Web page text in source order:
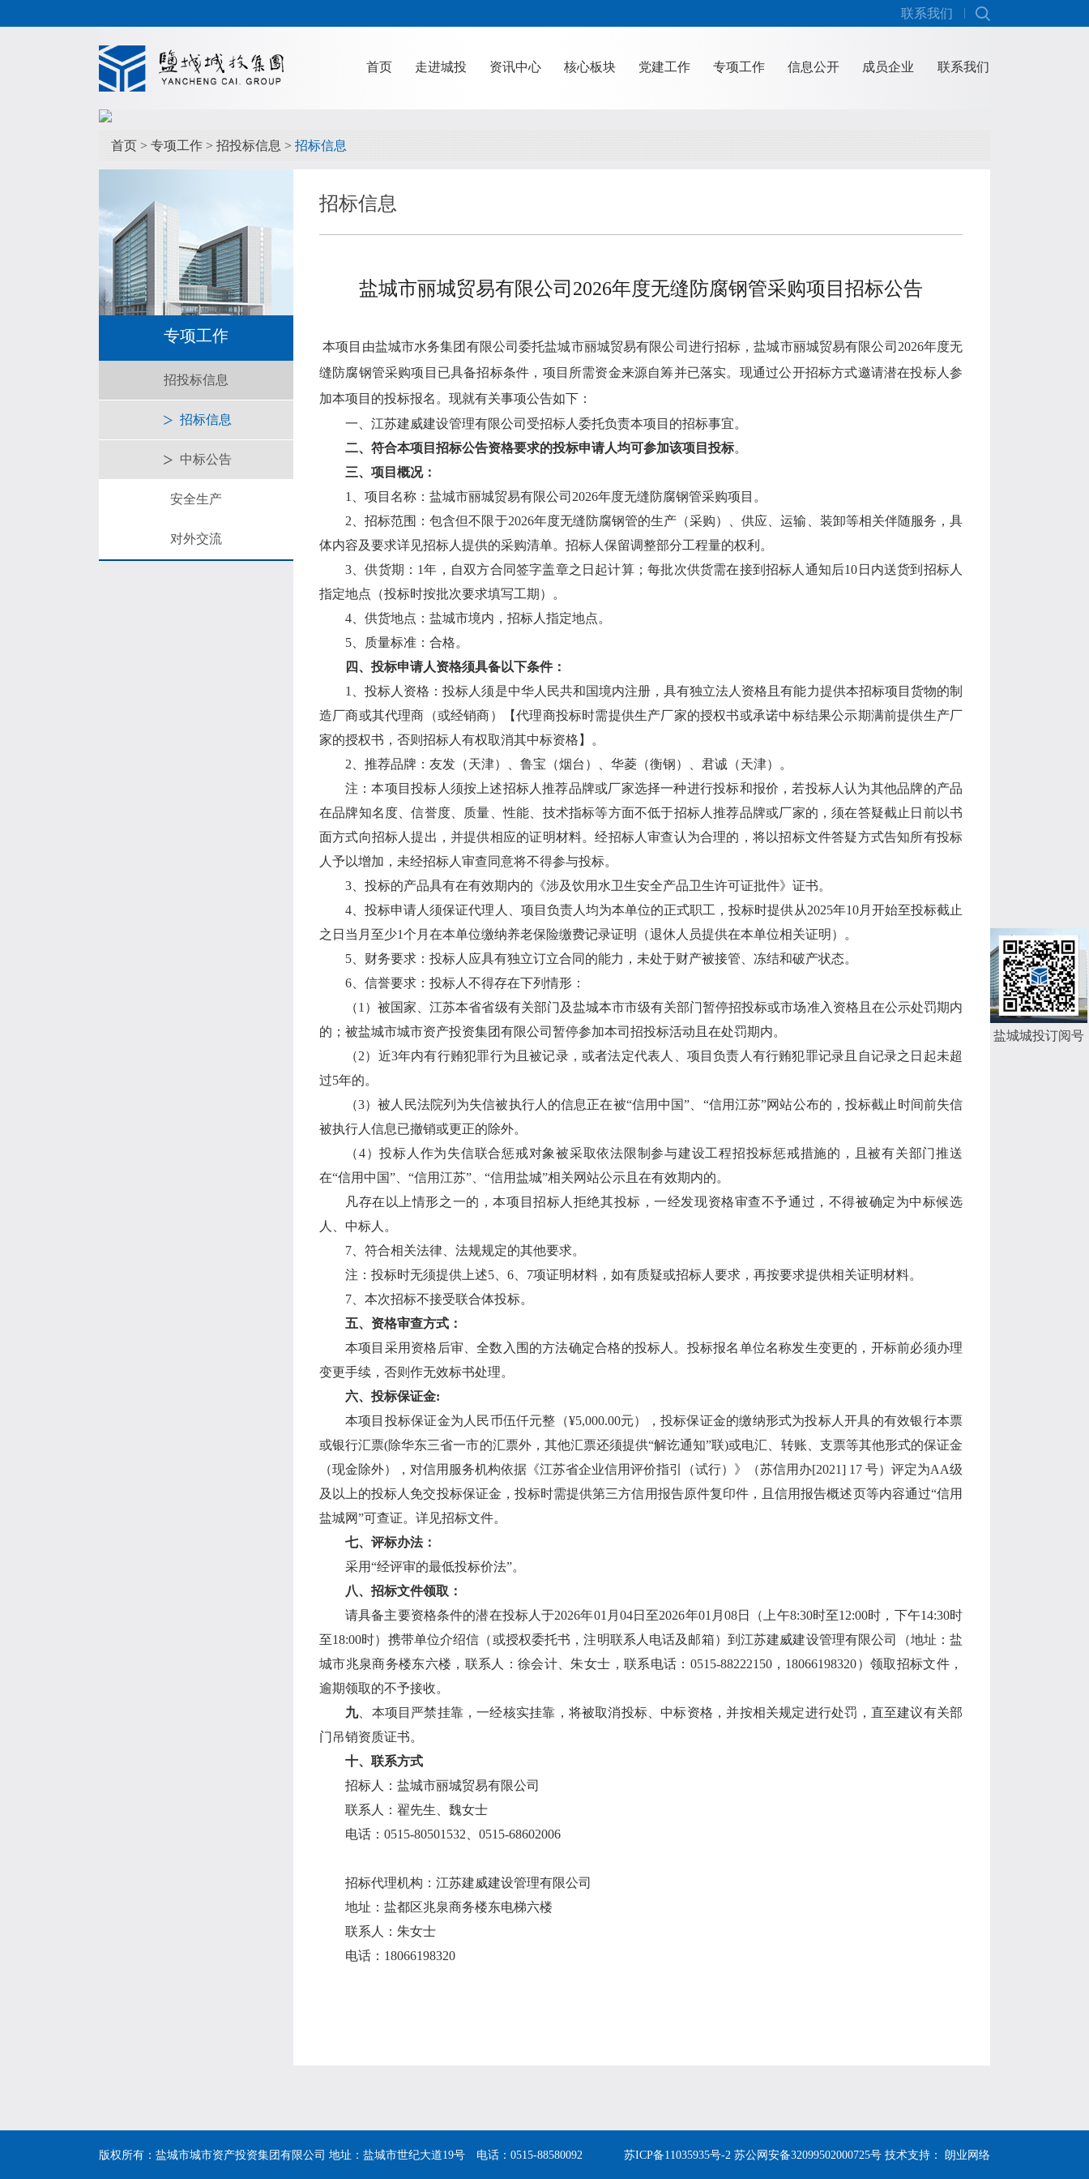
联系我们
首页 走进城投 资讯中心 核心板块 党建工作 专项工作 信息公开 成员企业 联系我们
首页 > 专项工作 > 招投标信息 > 招标信息
专项工作
招投标信息
招标信息
中标公告
安全生产
对外交流
招标信息
盐城市丽城贸易有限公司2026年度无缝防腐钢管采购项目招标公告
本项目由盐城市水务集团有限公司委托盐城市丽城贸易有限公司进行招标，盐城市丽城贸易有限公司 2026年度无
缝防腐钢管采购项目已具备招标条件，项目所需资金来源自筹并已落实。现通过公开招标方式邀请潜在投标人参
加本项目的投标报名。现就有关事项公告如下：
一、江苏建威建设管理有限公司受招标人委托负责本项目的招标事宜。
二、符合本项目招标公告资格要求的投标申请人均可参加该项目投标。
三、项目概况：
1
、项目名称：盐城市丽城贸易有限公司 2026年度无缝防腐钢管采购项目。
2 、招标范围：包含但不限于2026年度无缝防腐钢管的生产（采购）、供应、运输、装卸等相关伴随服务，具
体内容及要求详见招标人提供的采购清单。招标人保留调整部分工程量的权利。
3 、供货期： 1年，自双方合同签字盖章之日起计算；每批次供货需在接到招标人通知后10 日内送货到招标人
指定地点（投标时按批次要求填写工期）。
4 、供货地点：盐城市境内，招标人指定地点。
5 、质量标准：合格。
四、投标申请人资格须具备以下条件：
1
、投标人资格：投标人须是中华人民共和国境内注册，具有独立法人资格且有能力提供本招标项目货物的制
造厂商或其代理商（或经销商）【代理商投标时需提供生产厂家的授权书或承诺中标结果公示期满前提供生产厂
家的授权书，否则招标人有权取消其中标资格】。
2 、推荐品牌：友发（天津）、鲁宝（烟台）、华菱（衡钢）、君诚（天津）。
注：本项目投标人须按上述招标人推荐品牌或厂家选择一种进行投标和报价，若投标人认为其他品牌的产品
在品牌知名度、信誉度、质量、性能、技术指标等方面不低于招标人推荐品牌或厂家的，须在答疑截止日前以书
面方式向招标人提出，并提供相应的证明材料。经招标人审查认为合理的，将以招标文件答疑方式告知所有投标
人予以增加，未经招标人审查同意将不得参与投标。
3 、投标的产品具有在有效期内的《涉及饮用水卫生安全产品卫生许可证批件》证书。
4 、投标申请人须保证代理人、项目负责人均为本单位的正式职工，投标时提供从2025年10月开始至投标截止
之日当月至少1个月在本单位缴纳养老保险缴费记录证明（退休人员提供在本单位相关证明）。
5 、财务要求：投标人应具有独立订立合同的能力，未处于财产被接管、冻结和破产状态。
6 、信誉要求：投标人不得存在下列情形：
（1 ）被国家、江苏本省省级有关部门及盐城本市市级有关部门暂停招投标或市场准入资格且在公示处罚期内
的；被盐城市城市资产投资集团有限公司暂停参加本司招投标活动且在处罚期内。
（2）近3年内有行贿犯罪行为且被记录，或者法定代表人、项目负责人有行贿犯罪记录且自记录之日起未超
过5年的。
（3）被人民法院列为失信被执行人的信息正在被“信用中国”、“信用江苏”网站公布的，投标截止时间前失信
被执行人信息已撤销或更正的除外。
（4）投标人作为失信联合惩戒对象被采取依法限制参与建设工程招投标惩戒措施的，且被有关部门推送
在“信用中国”、“信用江苏”、“信用盐城”相关网站公示且在有效期内的。
凡存在以上情形之一的，本项目招标人拒绝其投标，一经发现资格审查不予通过，不得被确定为中标候选
人、中标人。
7 、符合相关法律、法规规定的其他要求。
注：投标时无须提供上述5 6 7项证明材料，如有质疑或招标人要求，再按要求提供相关证明材料。
7 、本次招标不接受联合体投标。
五、资格审查方式：
本项目采用资格后审、全数入围的方法确定合格的投标人。投标报名单位名称发生变更的，开标前必须办理
变更手续，否则作无效标书处理。
六、投标保证金:
本项目投标保证金为人民币伍仟元整（¥5,000.00元），投标保证金的缴纳形式为投标人开具的有效银行本票
或银行汇票(除华东三省一市的汇票外，其他汇票还须提供“解讫通知”联)或电汇、转账、支票等其他形式的保证金
（现金除外），对信用服务机构依据《江苏省企业信用评价指引（试行）》（苏信用办[2021] 17 号）评定为AA级
及以上的投标人免交投标保证金，投标时需提供第三方信用报告原件复印件，且信用报告概述页等内容通过“信用
盐城网”可查证。详见招标文件。
七、评标办法：
采用“经评审的最低投标价法”。
八、招标文件领取：
请具备主要资格条件的潜在投标人于2026年01 月 04日至2026年01 月 08日（上午8:30时至12:00时，下午14:30时
至18:00时）携带单位介绍信（或授权委托书，注明联系人电话及邮箱）到江苏建威建设管理有限公司（地址：盐
城市兆泉商务楼东六楼，联系人：徐会计、朱女士，联系电话： 0515-88222150， 18066198320）领取招标文件，
逾期领取的不予接收。
九、本项目严禁挂靠，一经核实挂靠，将被取消投标、中标资格，并按相关规定进行处罚，直至建议有关部
门吊销资质证书。
十、联系方式
招标人：盐城市丽城贸易有限公司
联系人：翟先生、魏女士
电话： 0515-80501532 0515-68602006
招标代理机构：江苏建威建设管理有限公司
地址：盐都区兆泉商务楼东电梯六楼
联系人：朱女士
电话： 18066198320
版权所有：盐城市城市资产投资集团有限公司 地址：盐城市世纪大道19号 电话：0515-88580092 苏ICP备11035935号-2 苏公网安备32099502000725号 技术支持： 朗业网络
盐城城投订阅号